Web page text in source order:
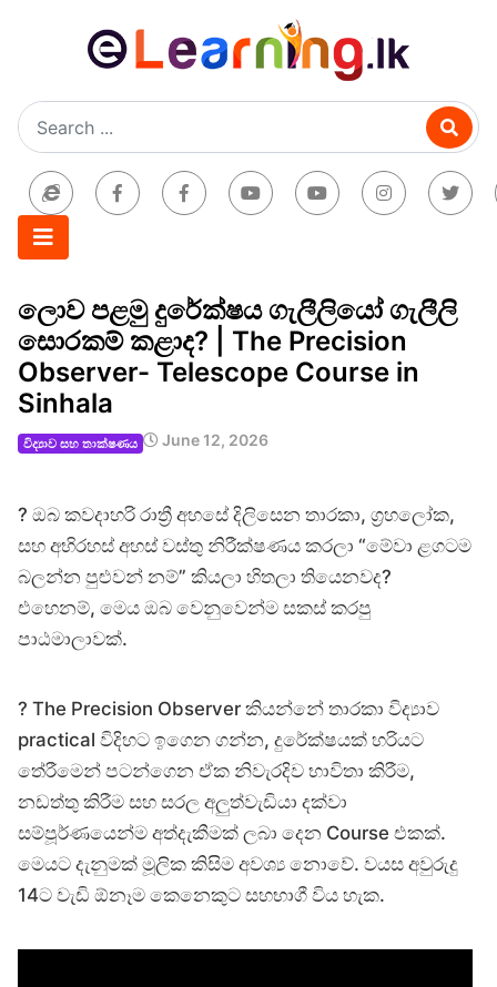
ලොව පළමු දුරේක්ෂය ගැලීලියෝ ගැලීලි
සොරකම් කළාද? | The Precision
Observer- Telescope Course in
Sinhala
විද්‍යාව සහ තාක්ෂණය June 12, 2026
? ඔබ කවදාහරි රාත්‍රී අහසේ දිලිසෙන තාරකා, ග්‍රහලෝක,
සහ අභිරහස් අහස් වස්තු නිරීක්ෂණය කරලා “මේවා ළගටම
බලන්න පුළුවන් නම්” කියලා හිතලා තියෙනවද?
එහෙනම්, මෙය ඔබ වෙනුවෙන්ම සකස් කරපු
පාඨමාලාවක්.
? The Precision Observer කියන්නේ තාරකා විද්‍යාව
practical විදිහට ඉගෙන ගන්න, දුරේක්ෂයක් හරියට
තේරීමෙන් පටන්ගෙන ඒක නිවැරදිව භාවිතා කිරීම,
නඩත්තු කිරීම සහ සරල අලුත්වැඩියා දක්වා
සම්පූර්ණයෙන්ම අත්දැකීමක් ලබා දෙන Course එකක්.
මෙයට දැනුමක් මූලික කිසිම අවශ්‍ය නොවේ. වයස අවුරුදු
14ට වැඩි ඕනෑම කෙනෙකුට සහභාගී විය හැක.